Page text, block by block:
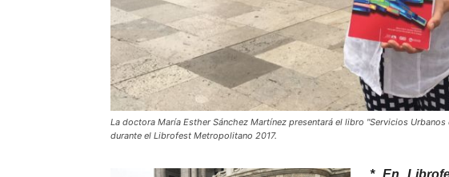
La doctora María Esther Sánchez Martínez presentará el libro "Servicios Urbanos
durante el Librofest Metropolitano 2017.
* En